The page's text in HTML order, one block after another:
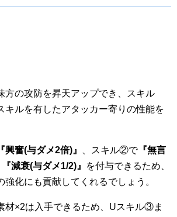
方の攻防を昇天アップでき、スキル
ルを有したアタッカー寄りの性能を
興奮(与ダメ2倍) 』 、スキル②で『無言
『減衰(与ダメ1/2) 』
を付与できるため、
強化にも貢献してくれるでしょう。
材×2は入手できるため、Uスキル③ま